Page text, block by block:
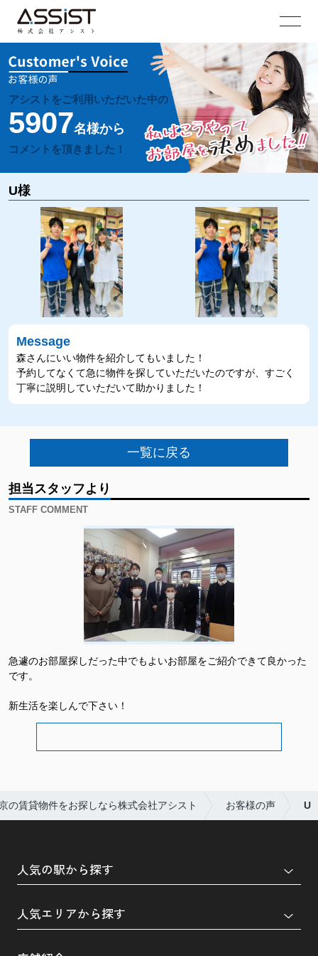
アシストをご利用いただいた中の
5907名様から
コメントを頂きました！
U様
Message
森さんにいい物件を紹介してもいました！
予約してなくて急に物件を探していただいたのですが、すごく
丁寧に説明していただいて助かりました！
一覧に戻る
担当スタッフより
STAFF COMMENT
急遽のお部屋探しだった中でもよいお部屋をご紹介できて良かった
です。
新生活を楽しんで下さい！
の賃貸物件をお探しなら株式会社アシスト お客様の声 U
人気の駅から探す
人気エリアから探す